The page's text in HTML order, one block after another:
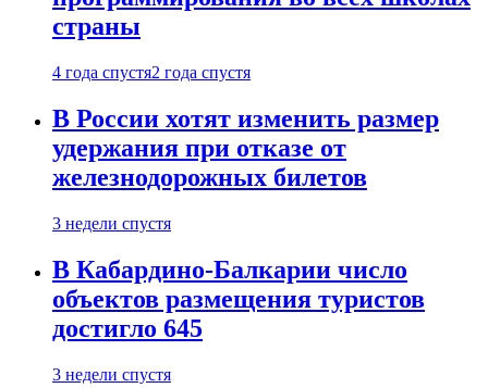
страны
4 года спустя2 года спустя
В России хотят изменить размер
удержания при отказе от
железнодорожных билетов
3 недели спустя
В Кабардино-Балкарии число
объектов размещения туристов
достигло 645
3 недели спустя